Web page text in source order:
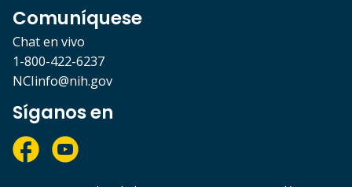
Comuníquese
Chat en vivo
1-800-422-6237
NCIinfo@nih.gov
Síganos en